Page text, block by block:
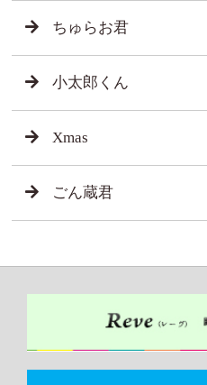
ちゅらお君
小太郎くん
Xmas
ごん蔵君